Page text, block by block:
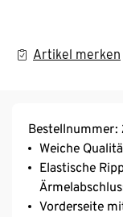
Artikel merken
Bestellnummer:
Weiche
Elastische
Vorderseite